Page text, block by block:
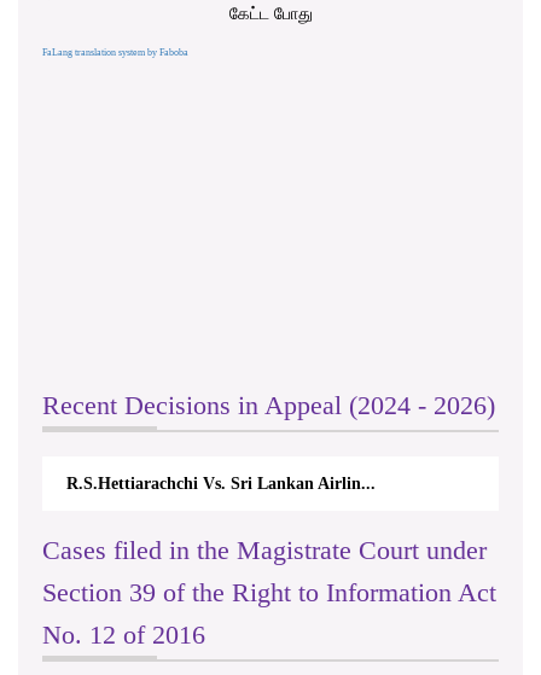
கேட்ட போது
FaLang translation system by Faboba
Recent Decisions in Appeal (2024 - 2026)
R.S.Hettiarachchi Vs. Sri Lankan Airlin...
Cases filed in the Magistrate Court under
Section 39 of the Right to Information Act
No. 12 of 2016